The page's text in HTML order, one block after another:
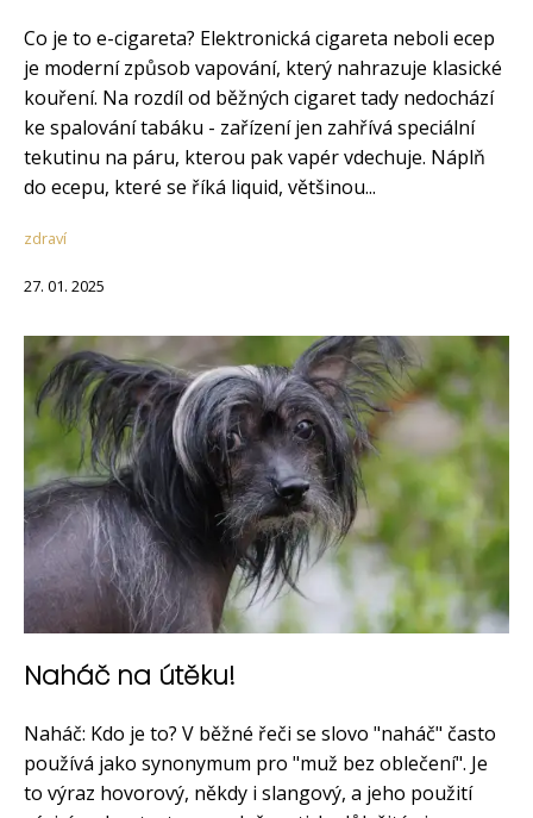
Co je to e-cigareta? Elektronická cigareta neboli ecep
je moderní způsob vapování, který nahrazuje klasické
kouření. Na rozdíl od běžných cigaret tady nedochází
ke spalování tabáku - zařízení jen zahřívá speciální
tekutinu na páru, kterou pak vapér vdechuje. Náplň
do ecepu, které se říká liquid, většinou...
zdraví
27. 01. 2025
Naháč na útěku!
Naháč: Kdo je to? V běžné řeči se slovo "naháč" často
používá jako synonymum pro "muž bez oblečení". Je
to výraz hovorový, někdy i slangový, a jeho použití